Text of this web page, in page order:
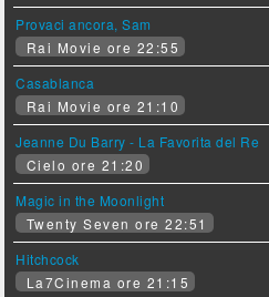
Provaci ancora, Sam
Rai Movie ore 22:55
Casablanca
Rai Movie ore 21:10
Jeanne Du Barry - La Favorita del Re
Cielo ore 21:20
Magic in the Moonlight
Twenty Seven ore 22:51
Hitchcock
La7Cinema ore 21:15